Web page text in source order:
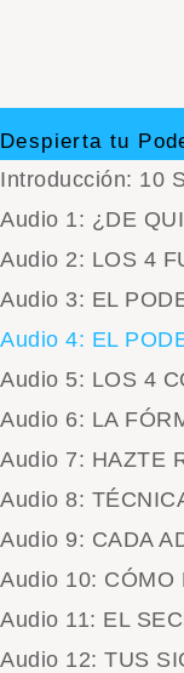
Despierta tu
Introducción: 10
Audio 1: ¿DE
Audio 2: LOS 4
Audio 3: EL
Audio 4: EL
Audio 5: LOS 4
Audio 6: LA
Audio 7: HAZTE
Audio 8:
Audio 9: CADA
Audio 10: CÓMO
Audio 11: EL
Audio 12: TUS